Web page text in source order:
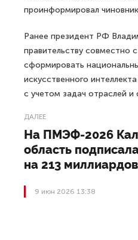
проинформировал
Ранее президент РФ
правительству совместно
сформировать
искусственного
с учетом задач отраслей и
ДАЛЕЕ
На ПМЭФ-2026
область
на 213
9 июн 2026 13:38